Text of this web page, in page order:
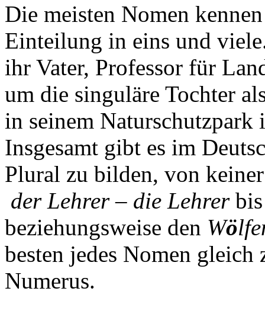
Die meisten Nomen
Einteilung in eins und
ihr Vater, Professor für
um die singuläre Tochter
in seinem
Insgesamt gibt es im
Plural zu bilden, von
der Lehrer – die Lehrerbis
beziehungsweise den Wö
besten jedes Nomen gleich
Numerus.